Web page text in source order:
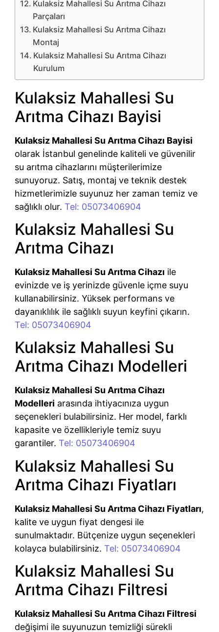
Kulaksiz Mahallesi Su Arıtma Cihazı
Parçaları
Kulaksiz Mahallesi Su Arıtma Cihazı
Montaj
Kulaksiz Mahallesi Su Arıtma Cihazı
Kurulum
Kulaksiz Mahallesi Su
Arıtma Cihazı Bayisi
Kulaksiz Mahallesi Su Arıtma Cihazı Bayisi
olarak İstanbul genelinde kaliteli ve güvenilir
su arıtma cihazlarını müşterilerimize
sunuyoruz. Satış, montaj ve teknik destek
hizmetlerimizle suyunuz her zaman temiz ve
sağlıklı olur. Tel: 05073406904
Kulaksiz Mahallesi Su
Arıtma Cihazı
Kulaksiz Mahallesi Su Arıtma Cihazı ile
evinizde ve iş yerinizde güvenle içme suyu
kullanabilirsiniz. Yüksek performans ve
dayanıklılık ile sağlıklı suyun keyfini çıkarın.
Tel: 05073406904
Kulaksiz Mahallesi Su
Arıtma Cihazı Modelleri
Kulaksiz Mahallesi Su Arıtma Cihazı
Modelleri arasında ihtiyacınıza uygun
seçenekleri bulabilirsiniz. Her model, farklı
kapasite ve özellikleriyle temiz suyu
garantiler. Tel: 05073406904
Kulaksiz Mahallesi Su
Arıtma Cihazı Fiyatları
Kulaksiz Mahallesi Su Arıtma Cihazı Fiyatları,
kalite ve uygun fiyat dengesi ile
sunulmaktadır. Bütçenize uygun seçenekleri
kolayca bulabilirsiniz. Tel: 05073406904
Kulaksiz Mahallesi Su
Arıtma Cihazı Filtresi
Kulaksiz Mahallesi Su Arıtma Cihazı Filtresi
değişimi ile suyunuzun temizliği sürekli